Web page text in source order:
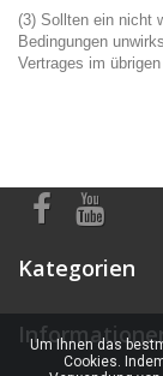
(3) Sollten ein nicht
Bedingungen
Vertrages im
Kategorien
Um Ihnen das
Cookies.